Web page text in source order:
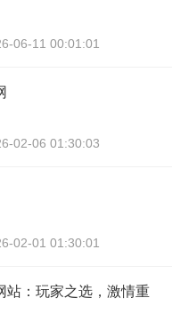
06-11 00:01:01
02-06 01:30:03
02-01 01:30:01
站：玩家之选，激情重